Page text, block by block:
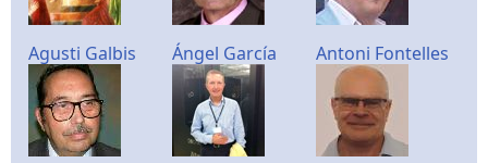
Agusti Galbis Ángel García Antoni Fontelles